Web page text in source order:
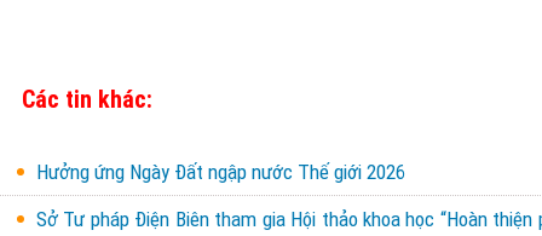
Các tin khác:
Hưởng ứng Ngày Đất ngập nước Thế giới 2026
Sở Tư pháp Điện Biên tham gia Hội thảo khoa học “Hoàn